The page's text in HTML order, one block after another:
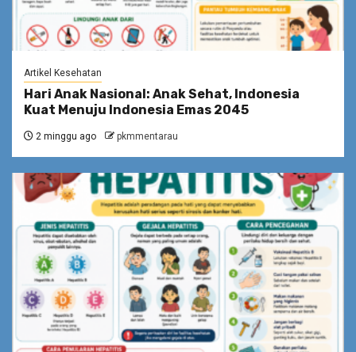
Artikel Kesehatan
Hari Anak Nasional: Anak Sehat, Indonesia
Kuat Menuju Indonesia Emas 2045
2 minggu ago pkmmentarau